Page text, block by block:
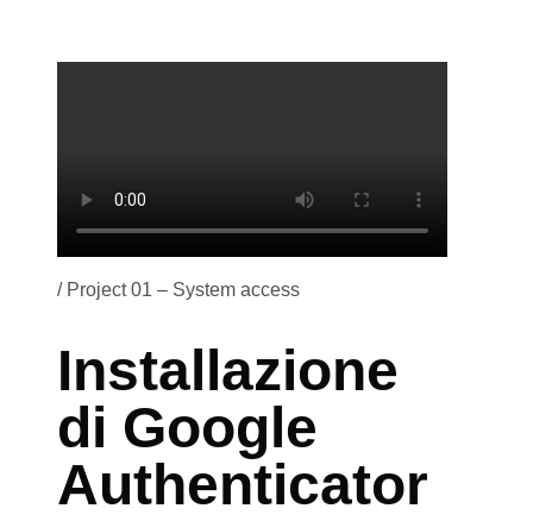
/ Project 01 – System access
Installazione
di Google
Authenticator